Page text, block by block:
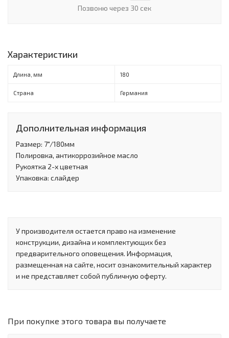
Позвоню через 30 сек
Характеристики
Длина, мм 180
Страна Германия
Дополнительная информация
Размер: 7"/180мм
Полировка, антикоррозийное масло
Рукоятка 2-х цветная
Упаковка: слайдер
У производителя остается право на изменение
конструкции, дизайна и комплектующих без
предварительного оповещения. Информация,
размещенная на сайте, носит ознакомительный характер
и не представляет собой публичную оферту.
При покупке этого товара вы получаете